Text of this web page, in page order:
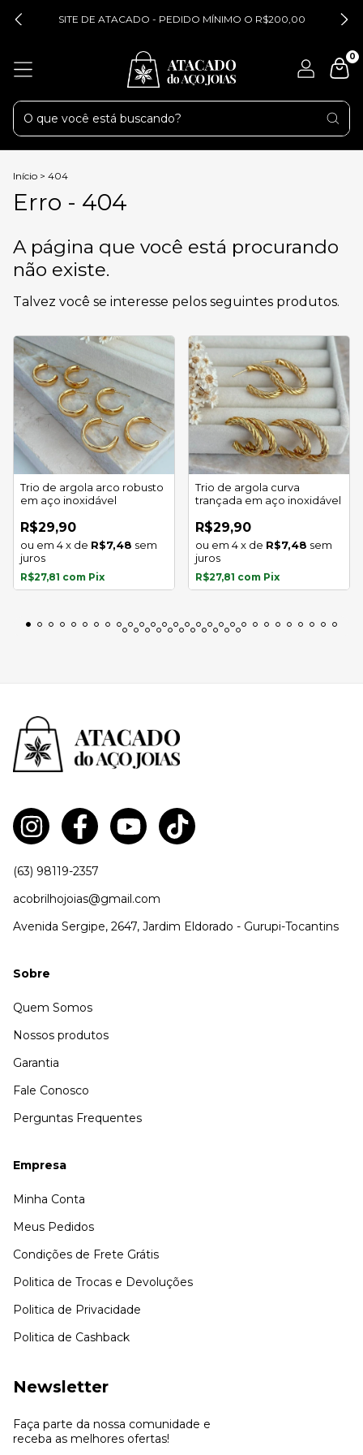
SITE DE ATACADO - PEDIDO MÍNIMO O R$200,00
0
Início > 404
Erro - 404
A página que você está procurando
não existe.
Talvez você se interesse pelos seguintes produtos.
Trio de argola arco robusto
em aço inoxidável
R$29,90
4x de R$7,48 sem
juros
R$27,81 com Pix
Trio de argola curva
trançada em aço inoxidável
R$29,90
4x de R$7,48 sem
juros
R$27,81 com Pix
(63) 98119-2357
acobrilhojoias@gmail.com
Avenida Sergipe, 2647, Jardim Eldorado - Gurupi-Tocantins
Sobre
Quem Somos
Nossos produtos
Garantia
Fale Conosco
Perguntas Frequentes
Empresa
Minha Conta
Meus Pedidos
Condições de Frete Grátis
Politica de Trocas e Devoluções
Politica de Privacidade
Politica de Cashback
Newsletter
Faça parte da nossa comunidade e
receba as melhores ofertas!